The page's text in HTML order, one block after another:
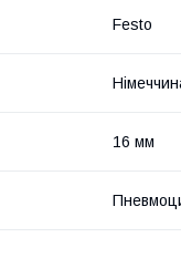
Festo
16 мм